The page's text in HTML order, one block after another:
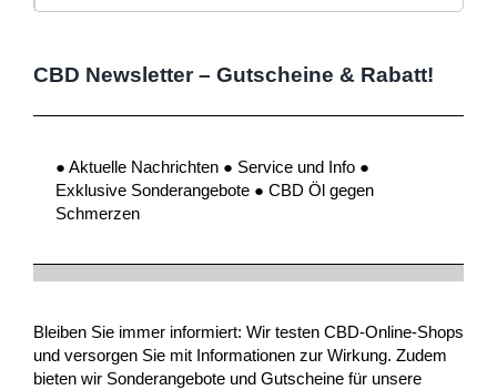
CBD Newsletter – Gutscheine & Rabatt!
● Aktuelle Nachrichten ● Service und Info ●
Exklusive Sonderangebote ● CBD Öl gegen
Schmerzen
Bleiben Sie immer informiert: Wir testen CBD-Online-Shops
und versorgen Sie mit Informationen zur Wirkung. Zudem
bieten wir Sonderangebote und Gutscheine für unsere